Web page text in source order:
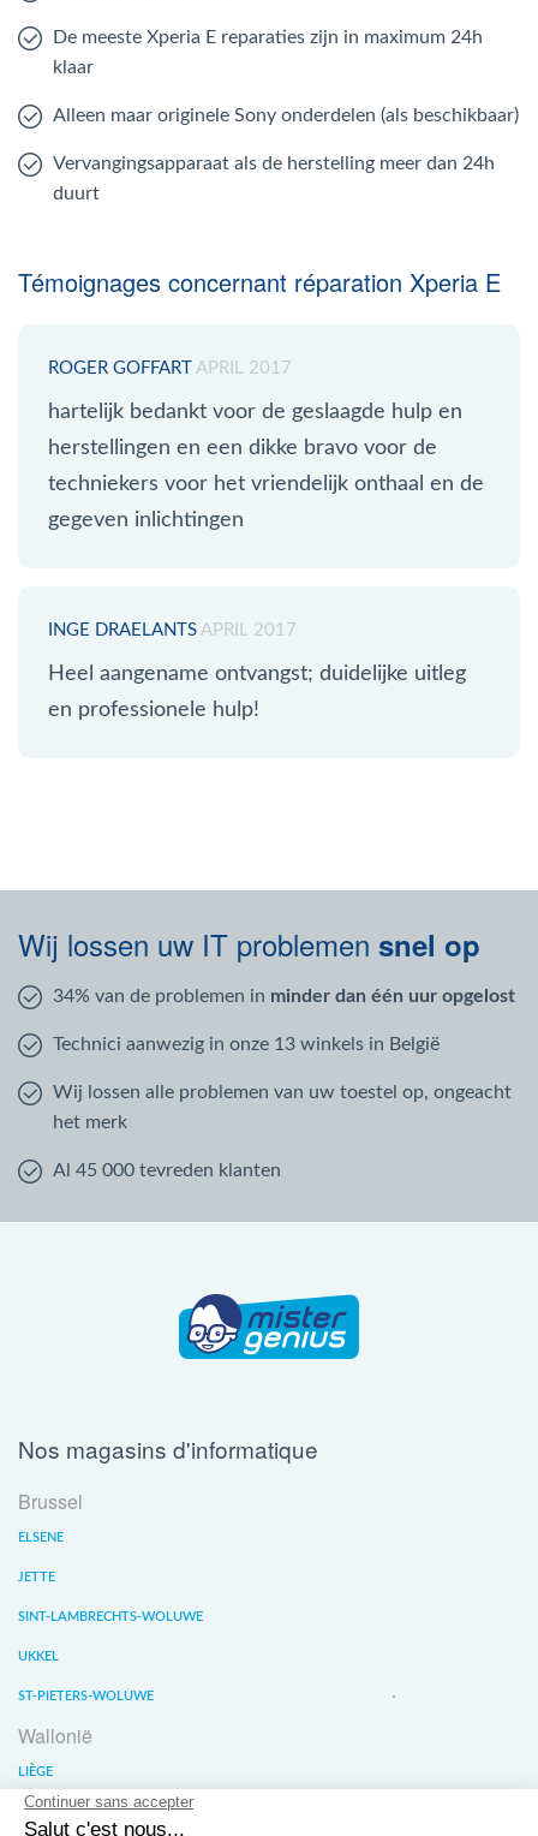
De meeste Xperia E reparaties zijn in maximum 24h
klaar
Alleen maar originele Sony onderdelen (als beschikbaar)
Vervangingsapparaat als de herstelling meer dan 24h
duurt
Témoignages concernant réparation Xperia E
ROGER GOFFART APRIL 2017
hartelijk bedankt voor de geslaagde hulp en
herstellingen en een dikke bravo voor de
techniekers voor het vriendelijk onthaal en de
gegeven inlichtingen
INGE DRAELANTS APRIL 2017
Heel aangename ontvangst; duidelijke uitleg
en professionele hulp!
Wij lossen uw IT problemen snel op
34% van de problemen in minder dan één uur opgelost
Technici aanwezig in onze 13 winkels in België
Wij lossen alle problemen van uw toestel op, ongeacht
het merk
Al 45 000 tevreden klanten
Nos magasins d'informatique
Brussel
ELSENE
JETTE
SINT-LAMBRECHTS-WOLUWE
UKKEL
ST-PIETERS-WOLUWE
Wallonië
LIÈGE
WATERLOO